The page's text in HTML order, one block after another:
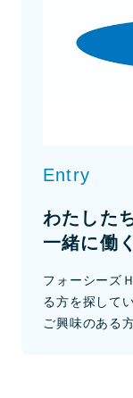
Entry
わたした
一緒に働
フォーシーズ
る方を探して
ご興味のある